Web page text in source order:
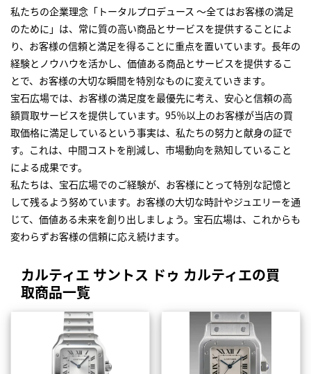
私たちの企業理念「トータルプロデュース ～全てはお客様の満足
のために」は、常に質の高い商品とサービスを提供することによ
り、お客様の信頼と満足を得ることに重点を置いています。長年の
経験とノウハウを活かし、価値ある商品とサービスを提供するこ
とで、お客様の大切な瞬間を特別なものに変えていきます。
宝石広場では、お客様の満足度を最優先に考え、安心と信頼の高
額買取サービスを提供しています。95％以上のお客様が当店の買
取価格に満足しているという事実は、私たちの努力と献身の証で
す。これは、中間コストを削減し、市場動向を熟知していること
による成果です。
私たちは、宝石広場でのご経験が、お客様にとって特別な記憶と
して残るよう努めています。お客様の大切な時計やジュエリーを通
じて、価値ある未来を創り出しましょう。宝石広場は、これからも
変わらずお客様の信頼に応え続けます。
カルティエ サントス ドゥ カルティエの買
取商品一覧